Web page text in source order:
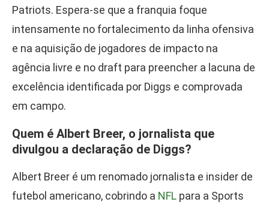
Patriots. Espera-se que a franquia foque
intensamente no fortalecimento da linha ofensiva
e na aquisição de jogadores de impacto na
agência livre e no draft para preencher a lacuna de
excelência identificada por Diggs e comprovada
em campo.
Quem é Albert Breer, o jornalista que
divulgou a declaração de Diggs?
Albert Breer é um renomado jornalista e insider de
futebol americano, cobrindo a NFL para a Sports